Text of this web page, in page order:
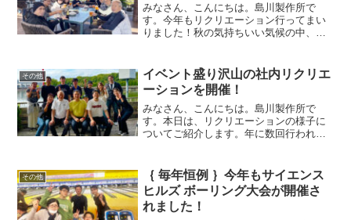
みなさん、こんにちは。島川製作所で
す。今年もリクリエーション行ってまい
りました！秋の気持ちいい気候の中、天
た！大阪城天守閣を望むルーフトップで
バーベキュー大阪城公園はた...
その他
イベント盛り沢山の社内リクリエ
ーションを開催！
みなさん、こんにちは。島川製作所で
す。本日は、リクリエーションの様子に
ついてご紹介します。年に数回行われる
が、まるで家族の再会のような温かい雰
囲気に包まれていました。お...
その他
｛ 毎年恒例 ｝今年もサイエンス
ヒルズ ボーリング大会が開催さ
れました！